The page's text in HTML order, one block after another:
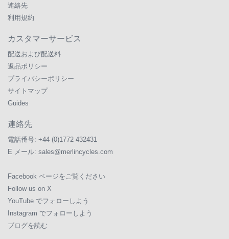
連絡先
利用規約
カスタマーサービス
配送および配送料
返品ポリシー
プライバシーポリシー
サイトマップ
Guides
連絡先
電話番号: +44 (0)1772 432431
E メール: sales@merlincycles.com
Facebook ページをご覧ください
Follow us on X
YouTube でフォローしよう
Instagram でフォローしよう
ブログを読む